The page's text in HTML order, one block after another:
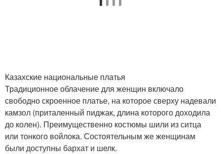
Казахские национальные платья
Традиционное облачение для женщин включало
свободно скроенное платье, на которое сверху надевали
камзол (приталенный пиджак, длина которого доходила
до колен). Преимущественно костюмы шили из ситца
или тонкого войлока. Состоятельным же женщинам
были доступны бархат и шелк.